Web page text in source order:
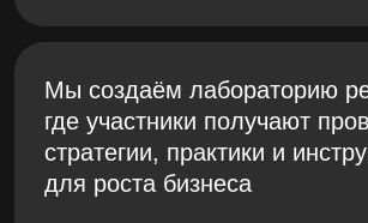
ВСТУПАЙТЕ
В ЗАКРЫТЫЙ
TG-ЧАТ